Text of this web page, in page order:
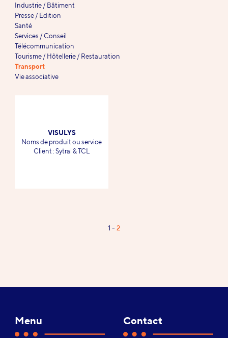
Industrie / Bâtiment
Presse / Edition
Santé
Services / Conseil
Télécommunication
Tourisme / Hôtellerie / Restauration
Transport
Vie associative
VISULYS
-
Noms de produit ou service
-
Client : Sytral & TCL
1 2
Menu Contact